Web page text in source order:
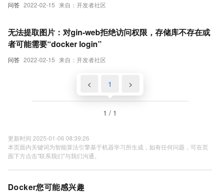
问答 2022-02-15 来自：开发者社区
问答 2022-02-15 来自：开发者社区
无法提取图片：对gin-web拒绝访问权限，存储库不存在或
者可能需要“docker login”
< 1 >
1 / 1
更新时间 2025-01-06 08:39:26
本页面内关键词为智能算法引擎基于机器学习所生成，如有任何问题，可在页
面下方点击"联系我们"与我们沟通。
Docker您可能感兴趣